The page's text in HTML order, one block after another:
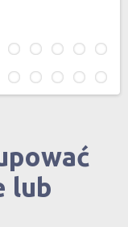
lub